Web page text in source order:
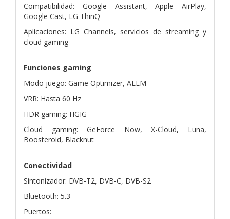
Compatibilidad: Google Assistant, Apple AirPlay,
Google Cast, LG ThinQ
Aplicaciones: LG Channels, servicios de streaming y
cloud gaming
Funciones gaming
Modo juego: Game Optimizer, ALLM
VRR: Hasta 60 Hz
HDR gaming: HGIG
Cloud gaming: GeForce Now, X-Cloud, Luna,
Boosteroid, Blacknut
Conectividad
Sintonizador: DVB-T2, DVB-C, DVB-S2
Bluetooth: 5.3
Puertos: